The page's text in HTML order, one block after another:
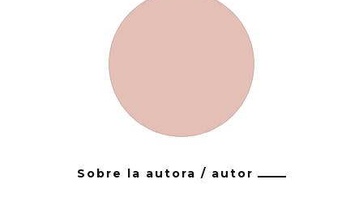
Sobre la autora / autor